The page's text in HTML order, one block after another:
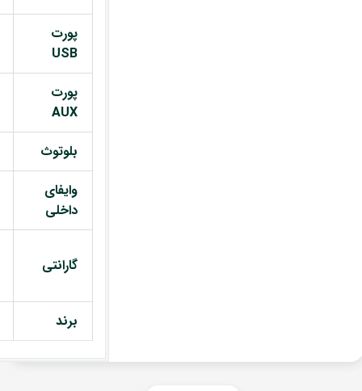
پورت
USB
پورت
AUX
بلوتوث
وایفای
داخلی
گارانتی
برند